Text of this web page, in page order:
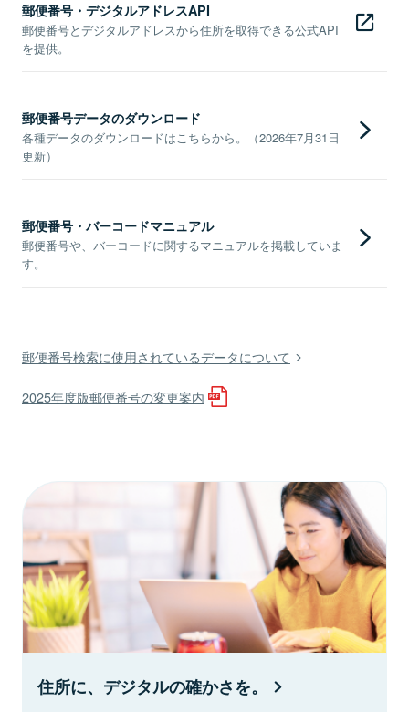
郵便番号・デジタルアドレスAPI
郵便番号とデジタルアドレスから住所を取得できる公式API
を提供。
郵便番号データのダウンロード
各種データのダウンロードはこちらから。（2026年7月31日
更新）
郵便番号・バーコードマニュアル
郵便番号や、バーコードに関するマニュアルを掲載していま
す。
郵便番号検索に使用されているデータについて
2025年度版郵便番号の変更案内
住所に、デジタルの確かさを。